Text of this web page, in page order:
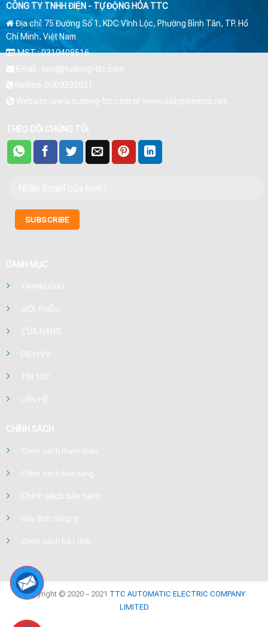
CÔNG TY TNHH ĐIỆN - TỰ ĐỘNG HÓA TTC
Địa chỉ: 75 Đường Số 1, KDC Vĩnh Lộc, Phường Bình Tân, TP. Hồ
Chí Minh, Việt Nam
MST : 0319408516
Email : son@tudong-ttc.com
Hotline: 0909393031
Website: www.tudong-ttc.com or www.dailysiemens.net
THEO DÕI CHÚNG TÔI
DANH MỤC
TRANG CHỦ
GIỚI THIỆU
CỬA HÀNG
DỊCH VỤ
TIN TỨC
LIÊN HỆ
CHÍNH SÁCH
Chính sách thanh toán
Chính sách bán hàng
Chính sách bảo hành
Quy định công ty
Chính sách bảo mật
Copyright © 2020 – 2021 TTC AUTOMATIC ELECTRIC COMPANY
LIMITED